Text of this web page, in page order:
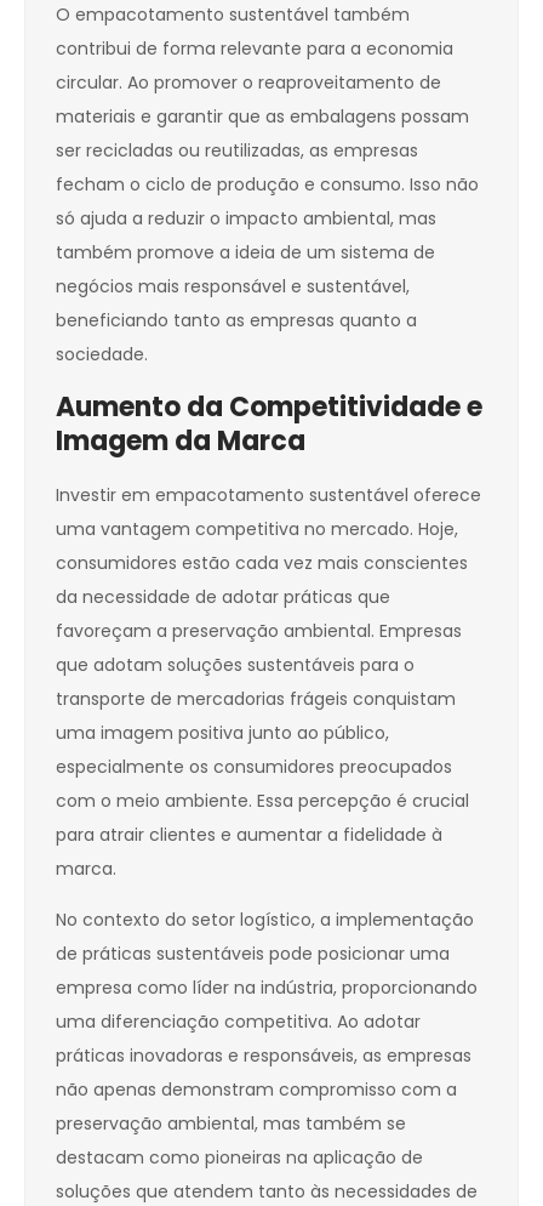
O empacotamento sustentável também
contribui de forma relevante para a economia
circular. Ao promover o reaproveitamento de
materiais e garantir que as embalagens possam
ser recicladas ou reutilizadas, as empresas
fecham o ciclo de produção e consumo. Isso não
só ajuda a reduzir o impacto ambiental, mas
também promove a ideia de um sistema de
negócios mais responsável e sustentável,
beneficiando tanto as empresas quanto a
sociedade.
Aumento da Competitividade e
Imagem da Marca
Investir em empacotamento sustentável oferece
uma vantagem competitiva no mercado. Hoje,
consumidores estão cada vez mais conscientes
da necessidade de adotar práticas que
favoreçam a preservação ambiental. Empresas
que adotam soluções sustentáveis para o
transporte de mercadorias frágeis conquistam
uma imagem positiva junto ao público,
especialmente os consumidores preocupados
com o meio ambiente. Essa percepção é crucial
para atrair clientes e aumentar a fidelidade à
marca.
No contexto do setor logístico, a implementação
de práticas sustentáveis pode posicionar uma
empresa como líder na indústria, proporcionando
uma diferenciação competitiva. Ao adotar
práticas inovadoras e responsáveis, as empresas
não apenas demonstram compromisso com a
preservação ambiental, mas também se
destacam como pioneiras na aplicação de
soluções que atendem tanto às necessidades de